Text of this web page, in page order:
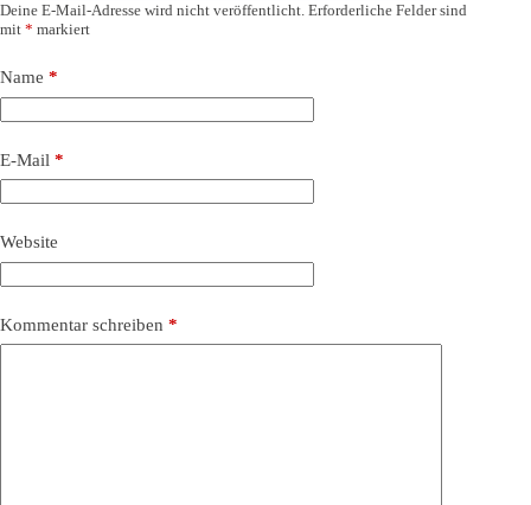
Deine E-Mail-Adresse wird nicht veröffentlicht. Erforderliche Felder sind
mit * markiert
Name *
E-Mail *
Website
Kommentar schreiben *